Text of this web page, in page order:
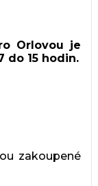
Orlovou je
do 15 hodin.
zakoupené